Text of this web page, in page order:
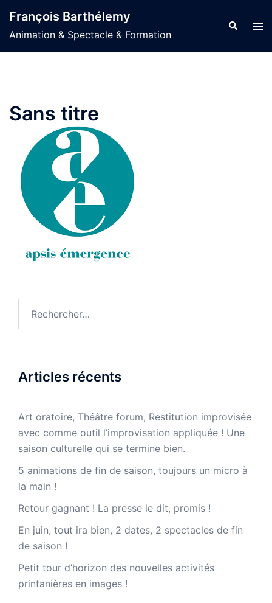
au
contenu
François Barthélemy
Animation & Spectacle & Formation
Sans titre
Articles récents
Art oratoire, Théâtre forum, Restitution improvisée
avec comme outil l’improvisation appliquée ! Une
saison culturelle qui se termine bien.
5 animations de fin de saison, toujours un micro à
la main !
Retour gagnant ! La presse le dit, promis !
En juin, tout ira bien, 2 dates, 2 spectacles de fin
de saison !
Petit tour d’horizon des nouvelles activités
printanières en images !